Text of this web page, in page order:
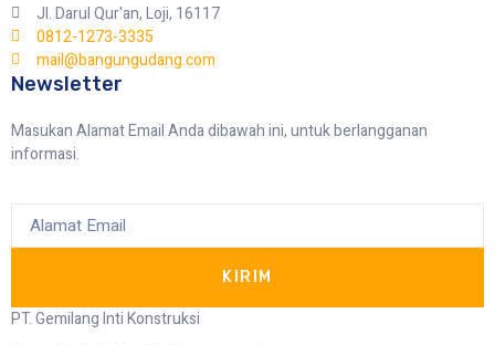
Jl. Darul Qur'an, Loji, 16117
0812-1273-3335
mail@bangungudang.com
Newsletter
Masukan Alamat Email Anda dibawah ini, untuk berlangganan
informasi.
KIRIM
PT. Gemilang Inti Konstruksi